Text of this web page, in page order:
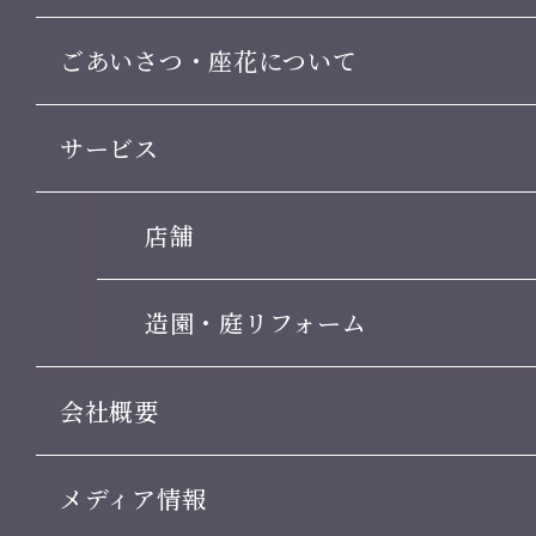
ごあいさつ・座花について
サービス
店舗
造園・庭リフォーム
会社概要
メディア情報